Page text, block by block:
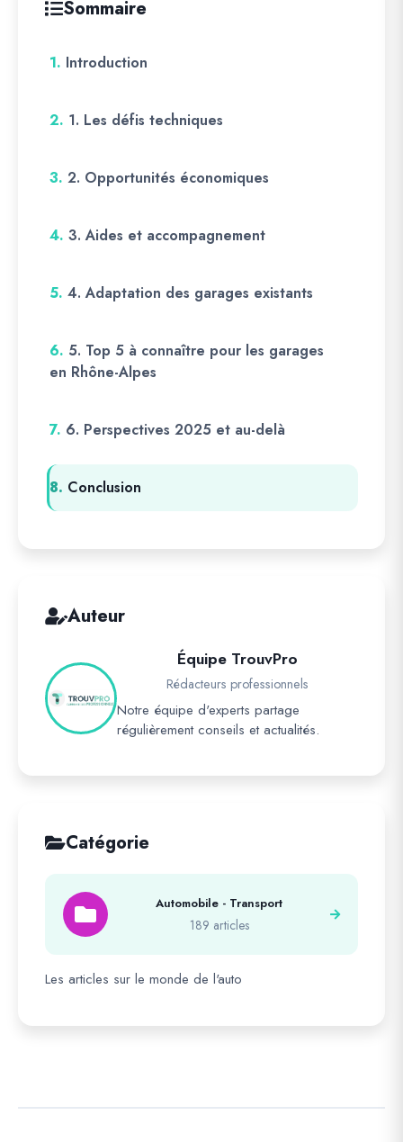
Sommaire
1. Introduction
2. 1. Les défis techniques
3. 2. Opportunités économiques
4. 3. Aides et accompagnement
5. 4. Adaptation des garages existants
6. 5. Top 5 à connaître pour les garages
en Rhône-Alpes
7. 6. Perspectives 2025 et au-delà
8. Conclusion
Auteur
Équipe TrouvPro
Rédacteurs professionnels
Notre équipe d'experts partage
régulièrement conseils et actualités.
Catégorie
Automobile - Transport
189 articles
Les articles sur le monde de l'auto